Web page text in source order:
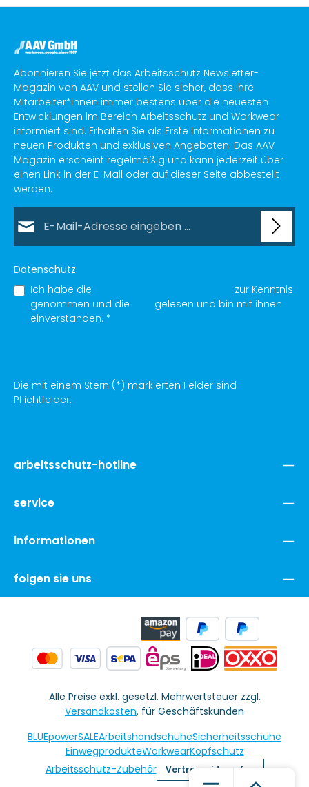
Abonnieren Sie jetzt das Arbeitsschutz Newsletter-
Magazin von AAV und stellen Sie sicher, dass Ihre
Mitarbeiter*innen immer bestens über die neuesten
Entwicklungen im Bereich Arbeitsschutz und Workwear
informiert sind. Erhalten Sie als Erste Informationen zu
neuen Produkten und exklusiven Angeboten. Das AAV
Magazin erscheint regelmäßig und kann jederzeit über
einen Link in der E-Mail oder auf dieser Seite abbestellt
werden.
Datenschutz
Ich habe die
zur Kenntnis
genommen und die
gelesen und bin mit ihnen
einverstanden. *
Die mit einem Stern (*) markierten Felder sind
Pflichtfelder.
arbeitsschutz-hotline
service
informationen
folgen sie uns
Alle Preise exkl. gesetzl. Mehrwertsteuer zzgl.
Versandkosten. für Geschäftskunden
BLUEpowerSALEArbeitshandschuheSicherheitsschuhe
EinwegprodukteWorkwearKopfschutz
Arbeitsschutz-Zubehör
Vertrag widerrufen